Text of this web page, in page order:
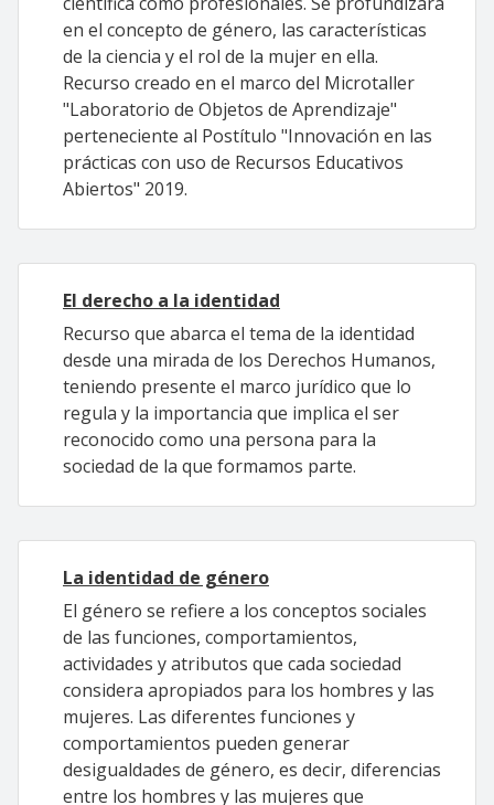
en el concepto de género, las características
de la ciencia y el rol de la mujer en ella.
Recurso creado en el marco del Microtaller
"Laboratorio de Objetos de Aprendizaje"
perteneciente al Postítulo "Innovación en las
prácticas con uso de Recursos Educativos
Abiertos" 2019.
El derecho a la identidad
Recurso que abarca el tema de la identidad
desde una mirada de los Derechos Humanos,
teniendo presente el marco jurídico que lo
regula y la importancia que implica el ser
reconocido como una persona para la
sociedad de la que formamos parte.
La identidad de género
El género se refiere a los conceptos sociales
de las funciones, comportamientos,
actividades y atributos que cada sociedad
considera apropiados para los hombres y las
mujeres. Las diferentes funciones y
comportamientos pueden generar
desigualdades de género, es decir, diferencias
entre los hombres y las mujeres que